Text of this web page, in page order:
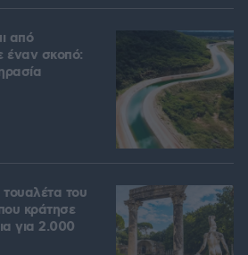
από
έναν σκοπό:
του
κράτησε
για 2.000